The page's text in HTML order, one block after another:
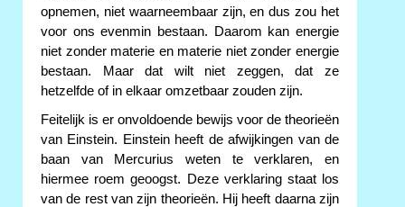
opnemen, niet waarneembaar zijn, en dus zou het
voor ons evenmin bestaan. Daarom kan energie
niet zonder materie en materie niet zonder energie
bestaan. Maar dat wilt niet zeggen, dat ze
hetzelfde of in elkaar omzetbaar zouden zijn.
Feitelijk is er onvoldoende bewijs voor de theorieën
van Einstein. Einstein heeft de afwijkingen van de
baan van Mercurius weten te verklaren, en
hiermee roem geoogst. Deze verklaring staat los
van de rest van zijn theorieën. Hij heeft daarna zijn